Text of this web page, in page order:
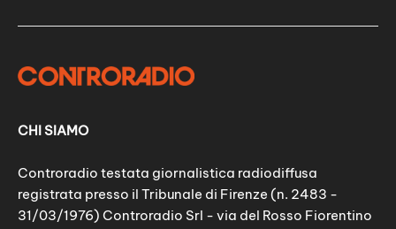
CHI SIAMO
Controradio testata giornalistica radiodiffusa
registrata presso il Tribunale di Firenze (n. 2483 -
31/03/1976) Controradio Srl - via del Rosso Fiorentino